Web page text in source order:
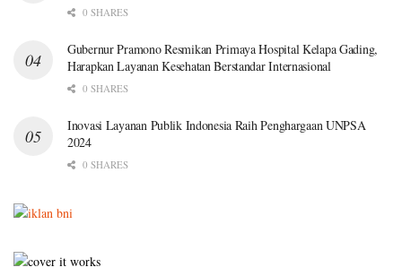
0 SHARES
Gubernur Pramono Resmikan Primaya Hospital Kelapa Gading,
Harapkan Layanan Kesehatan Berstandar Internasional
0 SHARES
Inovasi Layanan Publik Indonesia Raih Penghargaan UNPSA
2024
0 SHARES